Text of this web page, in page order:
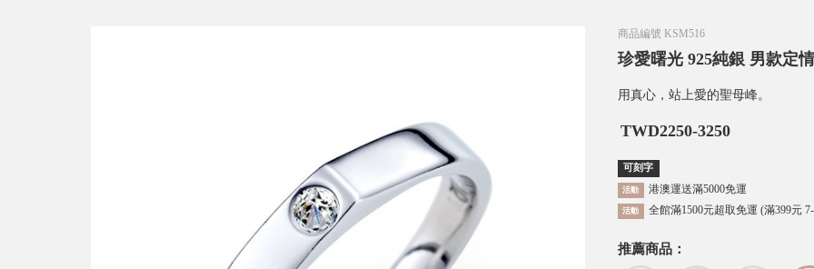
商品編號 KSM516
珍愛曙光 925純銀 男款定
用真心，站上愛的聖母峰。
TWD2250-3250
可刻字
活動 港澳運送滿5000免運
活動 全館滿1500元超取免運 (滿399元
推薦商品：